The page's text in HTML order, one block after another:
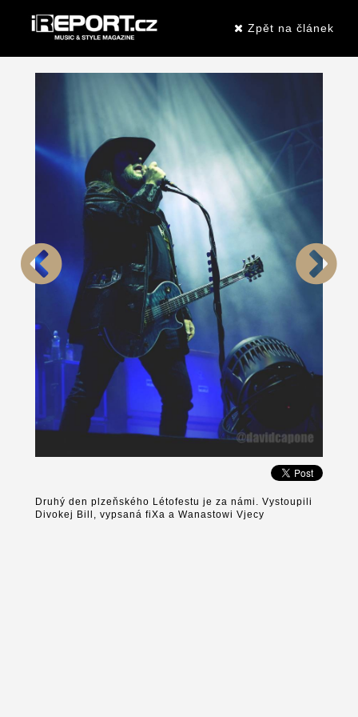
Zpět na článek
Druhý den plzeňského Létofestu je za námi. Vystoupili
Divokej Bill, vypsaná fiXa a Wanastowi Vjecy